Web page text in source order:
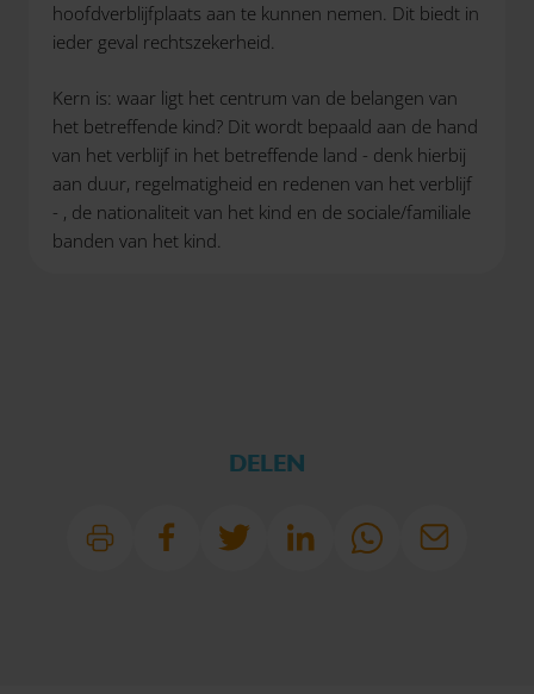
hoofdverblijfplaats aan te kunnen nemen. Dit biedt in
ieder geval rechtszekerheid.
Kern is: waar ligt het centrum van de belangen van
het betreffende kind? Dit wordt bepaald aan de hand
van het verblijf in het betreffende land - denk hierbij
aan duur, regelmatigheid en redenen van het verblijf
- , de nationaliteit van het kind en de sociale/familiale
banden van het kind.
DELEN